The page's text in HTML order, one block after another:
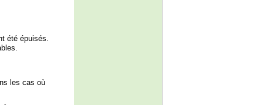
été épuisés.
les cas où